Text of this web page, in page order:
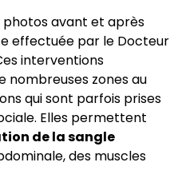
avant et après
effectuée par le Docteur
interventions
nombreuses zones au
qui sont parfois prises
Elles permettent
de la sangle
des muscles